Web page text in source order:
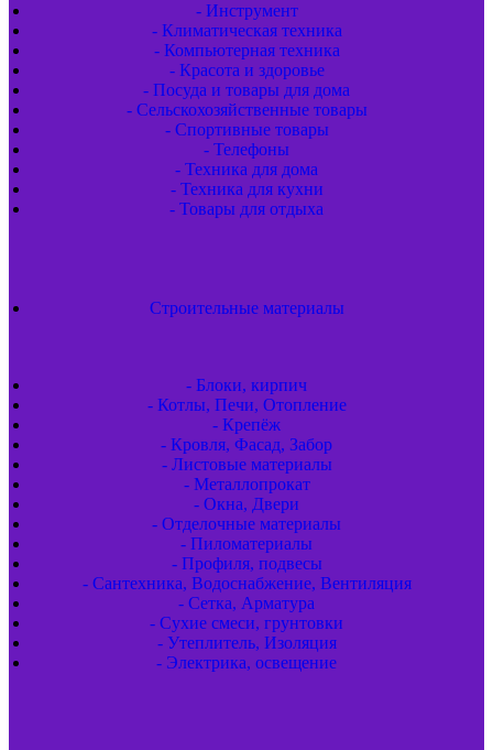
- Инструмент
- Климатическая техника
- Компьютерная техника
- Красота и здоровье
- Посуда и товары для дома
- Сельскохозяйственные товары
- Спортивные товары
- Телефоны
- Техника для дома
- Техника для кухни
- Товары для отдыха
Строительные материалы
- Блоки, кирпич
- Котлы, Печи, Отопление
- Крепёж
- Кровля, Фасад, Забор
- Листовые материалы
- Металлопрокат
- Окна, Двери
- Отделочные материалы
- Пиломатериалы
- Профиля, подвесы
- Сантехника, Водоснабжение, Вентиляция
- Сетка, Арматура
- Сухие смеси, грунтовки
- Утеплитель, Изоляция
- Электрика, освещение